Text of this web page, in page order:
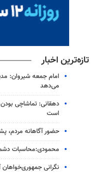
تازه‌ترین اخبار
امام جمعه شیروان:
می‌دهد
دهقانی: تماشاچی بودن
است
حضور آگاهانه مردم،
محمودی:محاسبات
نگرانی جمهوری‌خواهان